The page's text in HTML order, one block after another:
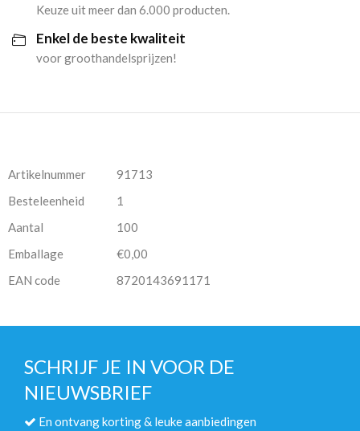
Keuze uit meer dan 6.000 producten.
Enkel de beste kwaliteit
voor groothandelsprijzen!
Artikelnummer
91713
Besteleenheid
1
Aantal
100
Emballage
€0,00
EAN code
8720143691171
SCHRIJF JE IN VOOR DE
NIEUWSBRIEF
En ontvang korting & leuke aanbiedingen